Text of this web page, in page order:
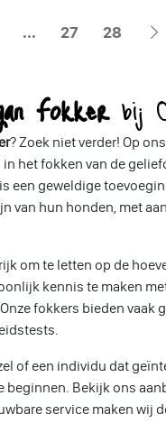
... 27 28
Fokkerbij
? Zoek niet verder! Op
het fokken van de
een geweldige
van hun honden, met
om te letten op de
kennis te maken
fokkers bieden vaak
of een individu dat
beginnen. Bekijk ons
service maken wij